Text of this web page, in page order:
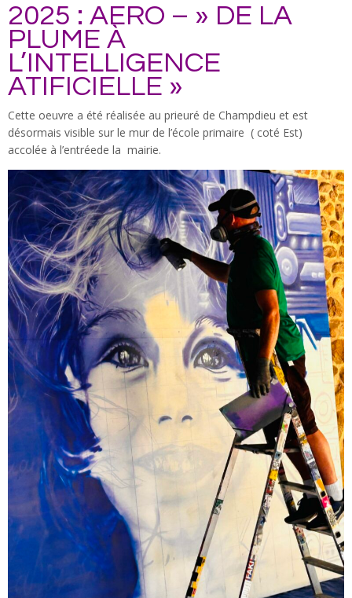
2025 : AERO – » DE LA
PLUME À
L’INTELLIGENCE
ATIFICIELLE »
Cette oeuvre a été réalisée au prieuré de Champdieu et est
désormais visible sur le mur de l’école primaire ( coté Est)
accolée à l’entréede la mairie.